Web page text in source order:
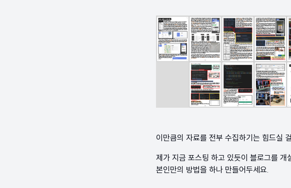
이만큼의 자료를 전부 수집하기는 힘드실
제가 지금 포스팅 하고 있듯이 블로그를
본인만의 방법을 하나 만들어두세요.